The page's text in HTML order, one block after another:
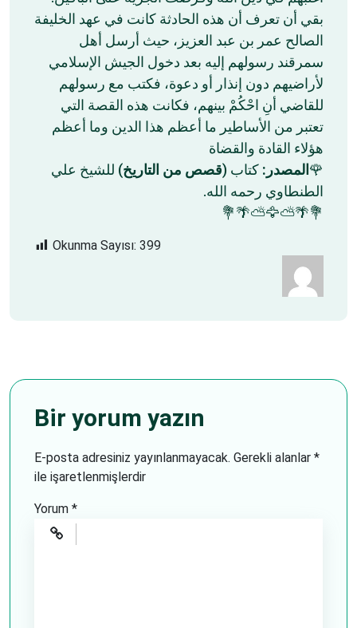
بقي أن تعرف أن هذه الحادثة كانت في عهد الخليفة
الصالح عمر بن عبد العزيز، حيث أرسل أهل
سمرقند رسولهم إليه بعد دخول الجيش الإسلامي
لأراضيهم دون إنذار أو دعوة، فكتب مع رسولهم
للقاضي أنِ احْكُمْ بينهم، فكانت هذه القصة التي
تعتبر من الأساطير ما أعظم هذا الدين وما أعظم
هؤلاء القادة والقضاة
🌹 المصدر: كتاب (قصص من التاريخ) للشيخ علي
الطنطاوي رحمه الله.
💐🌴⛅🦅⛅🌴💐
Okunma Sayısı: 399
Bir yorum yazın
E-posta adresiniz yayınlanmayacak. Gerekli alanlar *
ile işaretlenmişlerdir
Yorum *